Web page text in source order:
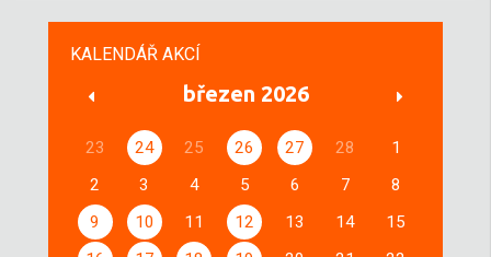
KALENDÁŘ AKCÍ
březen 2026
23 24 25 26 27 28
1
2
3 4 5 6 7
8
9
10 11 12 13 14
15